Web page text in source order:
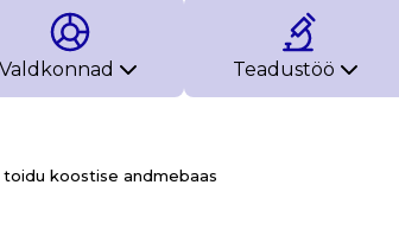
Valdkonnad Teadustöö
koostise andmebaas